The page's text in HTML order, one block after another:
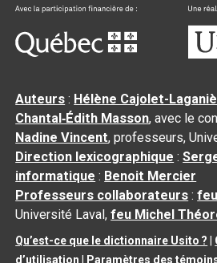
Auteurs : Hélène Cajolet-
Chantal‑Édith Masson, avec le
Nadine Vincent, professeurs,
Direction lexicographique :
informatique : Benoit Mercier
Professeurs collaborateurs :
Université Laval,feu Michel
Qu’est-ce que le dictionnaire Usito ?
d’utilisation
Paramètres des